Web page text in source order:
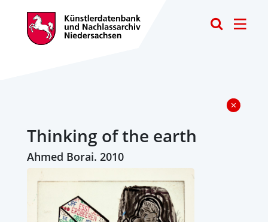
Thinking of the earth
Ahmed Borai. 2010